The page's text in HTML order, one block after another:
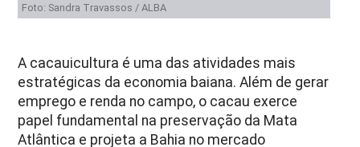
Foto: Sandra Travassos / ALBA
A cacauicultura é uma das atividades mais
estratégicas da economia baiana. Além de gerar
emprego e renda no campo, o cacau exerce
papel fundamental na preservação da Mata
Atlântica e projeta a Bahia no mercado